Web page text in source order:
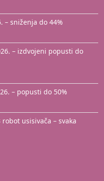
– sniženja do 44%
– izdvojeni popusti do
– popusti do 50%
usisivača – svaka